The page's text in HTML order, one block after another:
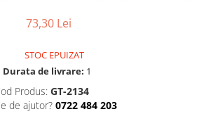
73,30 Lei
STOC EPUIZAT
Durata de livrare: 1
Produs: GT-2134
de ajutor? 0722 484 203